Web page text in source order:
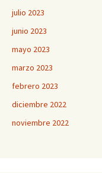
julio 2023
junio 2023
mayo 2023
marzo 2023
febrero 2023
diciembre 2022
noviembre 2022